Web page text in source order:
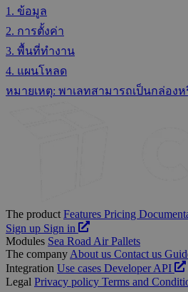
1. ข้อมูล
2. การตั้งค่า
3. พื้นที่ทำงาน
4. แผนโหลด
หมายเหตุ: พาเลทสามารถเป็นกล่อง
The product Features Pricing
Sign up Sign in
Modules Sea Road AirPallets
The company About us Contact us
Integration Use cases DeveloperAPI
Legal Privacy policy Terms and